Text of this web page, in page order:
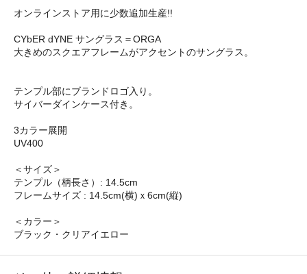
オンラインストア用に少数追加生産!!
CYbER dYNE サングラス＝ORGA
大きめのスクエアフレームがアクセントのサングラス。
テンプル部にブランドロゴ入り。
サイバーダインケース付き。
3カラー展開
UV400
＜サイズ＞
テンプル（柄長さ）: 14.5cm
フレームサイズ : 14.5cm(横)ｘ6cm(縦)
＜カラー＞
ブラック・クリアイエロー